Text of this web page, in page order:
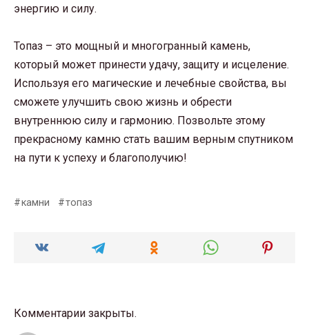
энергию и силу.
Топаз – это мощный и многогранный камень,
который может принести удачу, защиту и исцеление.
Используя его магические и лечебные свойства, вы
сможете улучшить свою жизнь и обрести
внутреннюю силу и гармонию. Позвольте этому
прекрасному камню стать вашим верным спутником
на пути к успеху и благополучию!
камни топаз
Комментарии закрыты.